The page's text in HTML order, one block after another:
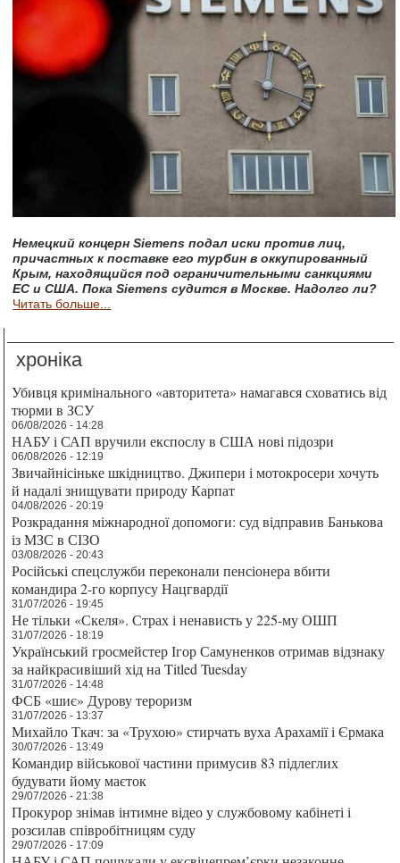
Немецкий концерн Siemens подал иски против лиц,
причастных к поставке его турбин в оккупированный
Крым, находящийся под ограничительными санкциями
ЕС и США. Пока Siemens судится в Москве. Надолго ли?
Читать больше...
хроніка
Убивця кримінального «авторитета» намагався сховатись від
тюрми в ЗСУ
06/08/2026 - 14:28
НАБУ і САП вручили експослу в США нові підозри
06/08/2026 - 12:19
Звичайнісіньке шкідництво. Джипери і мотокросери хочуть
й надалі знищувати природу Карпат
04/08/2026 - 20:19
Розкрадання міжнародної допомоги: суд відправив Банькова
із МЗС в СІЗО
03/08/2026 - 20:43
Російські спецслужби переконали пенсіонера вбити
командира 2-го корпусу Нацгвардії
31/07/2026 - 19:45
Не тільки «Скеля». Страх і ненависть у 225-му ОШП
31/07/2026 - 18:19
Український гросмейстер Ігор Самуненков отримав відзнаку
за найкрасивіший хід на Titled Tuesday
31/07/2026 - 14:48
ФСБ «шиє» Дурову тероризм
31/07/2026 - 13:37
Михайло Ткач: за «Трухою» стирчать вуха Арахамії і Єрмака
30/07/2026 - 13:49
Командир військової частини примусив 83 підлеглих
будувати йому маєток
29/07/2026 - 21:38
Прокурор знімав інтимне відео у службовому кабінеті і
розсилав співробітницям суду
29/07/2026 - 17:09